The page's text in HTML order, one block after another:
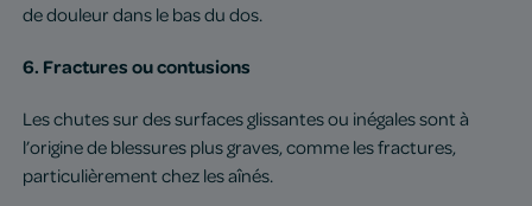
de douleur dans le bas du dos.
6. Fractures ou contusions
Les chutes sur des surfaces glissantes ou inégales sont à
l’origine de blessures plus graves, comme les fractures,
particulièrement chez les aînés.